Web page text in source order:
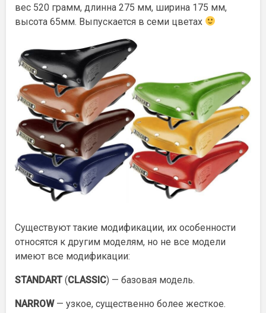
вес 520 грамм, длинна 275 мм, ширина 175 мм,
высота 65мм. Выпускается в семи цветах
Существуют такие модификации, их особенности
относятся к другим моделям, но не все модели
имеют все модификации:
STANDART(CLASSIC) — базовая модель.
NARROW — узкое, существенно более жесткое.